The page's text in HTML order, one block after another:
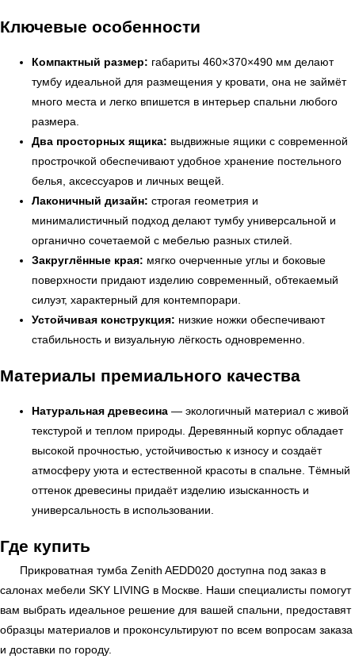
Ключевые особенности
Компактный размер: габариты 460×370×490 мм делают
тумбу идеальной для размещения у кровати, она не займёт
много места и легко впишется в интерьер спальни любого
размера.
Два просторных ящика: выдвижные ящики с современной
прострочкой обеспечивают удобное хранение постельного
белья, аксессуаров и личных вещей.
Лаконичный дизайн: строгая геометрия и
минималистичный подход делают тумбу универсальной и
органично сочетаемой с мебелью разных стилей.
Закруглённые края: мягко очерченные углы и боковые
поверхности придают изделию современный, обтекаемый
силуэт, характерный для контемпорари.
Устойчивая конструкция: низкие ножки обеспечивают
стабильность и визуальную лёгкость одновременно.
Материалы премиального качества
Натуральная древесина — экологичный материал с живой
текстурой и теплом природы. Деревянный корпус обладает
высокой прочностью, устойчивостью к износу и создаёт
атмосферу уюта и естественной красоты в спальне. Тёмный
оттенок древесины придаёт изделию изысканность и
универсальность в использовании.
Где купить
Прикроватная тумба Zenith AEDD020 доступна под заказ в
салонах мебели SKY LIVING в Москве. Наши специалисты помогут
вам выбрать идеальное решение для вашей спальни, предоставят
образцы материалов и проконсультируют по всем вопросам заказа
и доставки по городу.
← Вернуться на предыдущую страницу
УЗНАТЬ ПОДРОБНЕЕ